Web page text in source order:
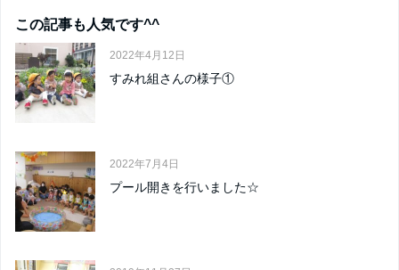
この記事も人気です^^
2022年4月12日
すみれ組さんの様子①
2022年7月4日
プール開きを行いました☆